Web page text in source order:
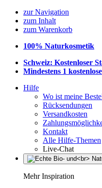
zur Navigation
zum Inhalt
zum Warenkorb
100% Naturkosmetik
Schweiz: Kostenloser
Mindestens 1
Hilfe
Wo ist meine
Rücksendungen
Versandkosten
Kontakt
Alle Hilfe-Themen
Live-Chat
Mehr Inspiration